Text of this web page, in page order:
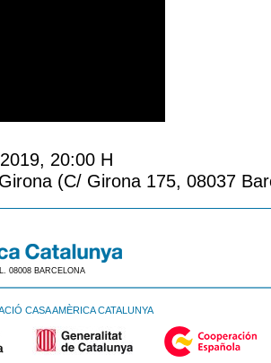
20:00 H
(C/ Girona 175, 08037
08008 BARCELONA
CASA AMÈRICA CATALUNYA